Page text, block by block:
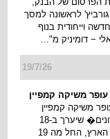
לראשונה למסך
וייחודית בנוף
− דומיניק מ"...
19/7/26
עופר משיקה קמפיין
משיקה קמפיין
�חגיגת מועדונים� שיערך ב-18
קניונים ברחבי הארץ, החל מה 19